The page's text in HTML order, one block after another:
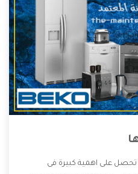
تحصل على اهمية كبيرة فى